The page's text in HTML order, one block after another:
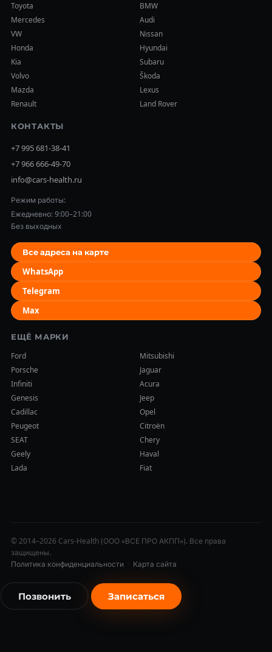
Toyota
BMW
Mercedes
Audi
VW
Nissan
Honda
Hyundai
Kia
Subaru
Volvo
Škoda
Mazda
Lexus
Renault
Land Rover
КОНТАКТЫ
+7 995 681-38-41
+7 966 666-49-70
info@cars-health.ru
Режим работы:
Ежедневно: 9:00–21:00
Без выходных
Все адреса на карте
WhatsApp
Telegram
Max
ЕЩЁ МАРКИ
Ford
Mitsubishi
Porsche
Jaguar
Infiniti
Acura
Genesis
Jeep
Cadillac
Opel
Peugeot
Citroën
SEAT
Chery
Geely
Haval
Lada
Fiat
© 2014–2026 Cars-Health (ООО «ВСЕ ПРО АКПП»). Все права
защищены.
Политика конфиденциальности · Карта сайта
Позвонить Записаться